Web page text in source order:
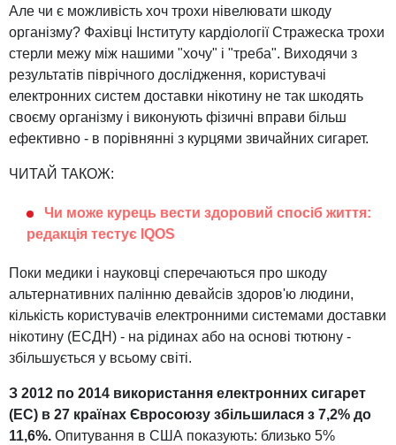
Але чи є можливість хоч трохи нівелювати шкоду
організму? Фахівці Інституту кардіології Стражеска трохи
стерли межу між нашими "хочу" і "треба". Виходячи з
результатів піврічного дослідження, користувачі
електронних систем доставки нікотину не так шкодять
своєму організму і виконують фізичні вправи більш
ефективно - в порівнянні з курцями звичайних сигарет.
ЧИТАЙ ТАКОЖ:
Чи може курець вести здоровий спосіб життя:
редакція тестує IQOS
Поки медики і науковці сперечаються про шкоду
альтернативних палінню девайсів здоров'ю людини,
кількість користувачів електронними системами доставки
нікотину (ЕСДН) - на рідинах або на основі тютюну -
збільшується у всьому світі.
З 2012 по 2014 використання електронних сигарет
(ЕС) в 27 країнах Євросоюзу збільшилася з 7,2% до
11,6%. Опитування в США показують: близько 5%